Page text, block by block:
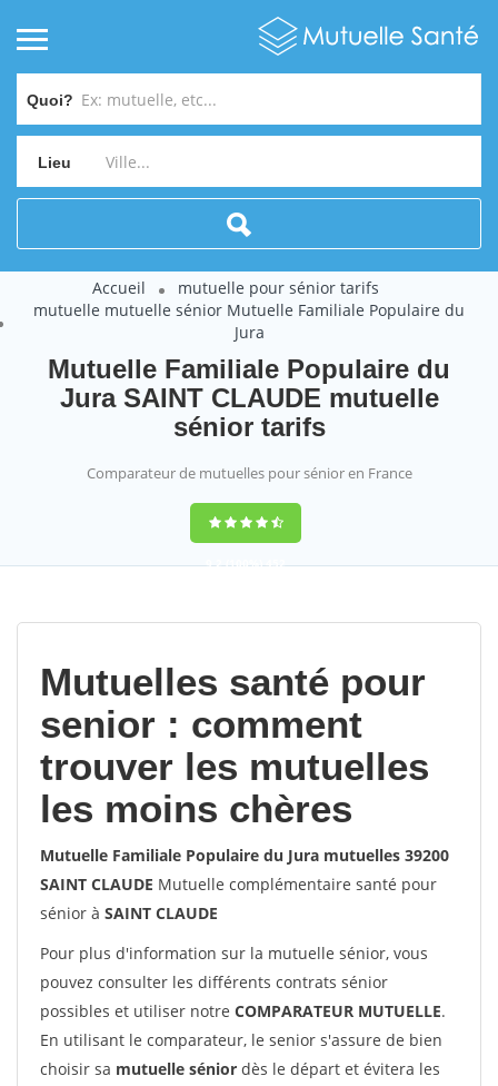
Quoi?
Lieu
Accueil
mutuelle pour sénior tarifs
mutuelle mutuelle sénior Mutuelle Familiale Populaire du
Jura
Mutuelle Familiale Populaire du
Jura SAINT CLAUDE mutuelle
sénior tarifs
Comparateur de mutuelles pour sénior en France
9,2(100%)452
Mutuelles santé pour
senior : comment
trouver les mutuelles
les moins chères
Mutuelle Familiale Populaire du Jura mutuelles 39200
SAINT CLAUDE Mutuelle complémentaire santé pour
sénior à SAINT CLAUDE
Pour plus d'information sur la mutuelle sénior, vous
pouvez consulter les différents contrats sénior
possibles et utiliser notre COMPARATEUR MUTUELLE.
En utilisant le comparateur, le senior s'assure de bien
choisir sa mutuelle sénior dès le départ et évitera les